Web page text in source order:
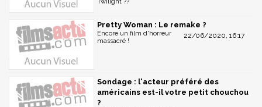
Pretty Woman : Le remake ?
22/06/2020, 16:17
Encore un film d'horreur
massacré !
Sondage : l'acteur préféré des
américains est-il votre petit chouchou
?